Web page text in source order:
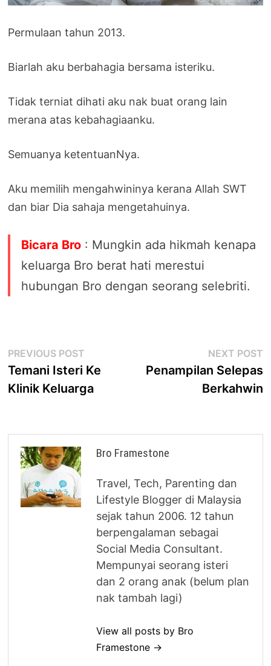
Permulaan tahun 2013.
Biarlah aku berbahagia bersama isteriku.
Tidak terniat dihati aku nak buat orang lain
merana atas kebahagiaanku.
Semuanya ketentuanNya.
Aku memilih mengahwininya kerana Allah SWT
dan biar Dia sahaja mengetahuinya.
Bicara Bro : Mungkin ada hikmah kenapa
keluarga Bro berat hati merestui
hubungan Bro dengan seorang selebriti.
Post
navigation
PREVIOUS POST
post:
Temani Isteri Ke
Klinik Keluarga
NEXT POST
Penampilan Selepas
Berkahwin
Bro Framestone
Travel, Tech, Parenting dan
Lifestyle Blogger di Malaysia
sejak tahun 2006. 12 tahun
berpengalaman sebagai
Social Media Consultant.
Mempunyai seorang isteri
dan 2 orang anak (belum plan
nak tambah lagi)
View all posts by Bro
Framestone →